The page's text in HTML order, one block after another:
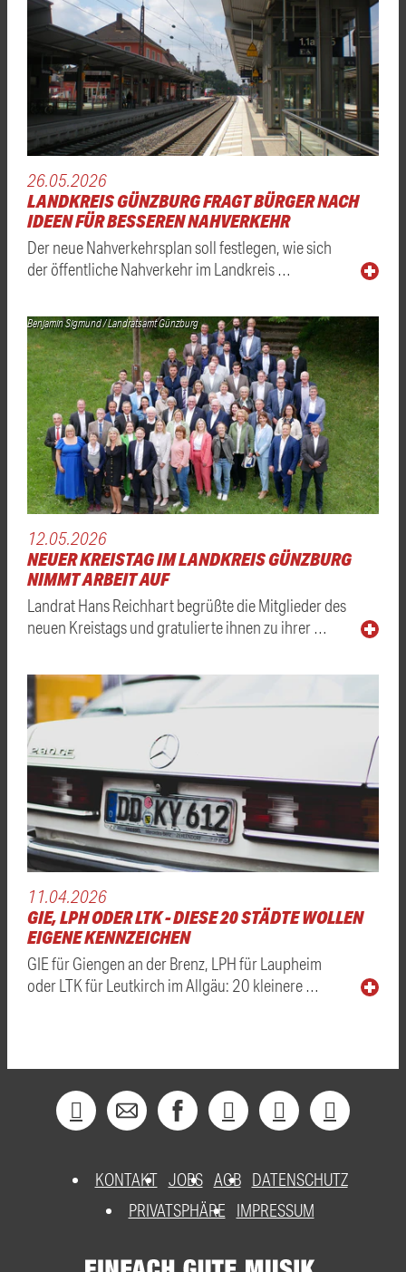
26.05.2026
LANDKREIS GÜNZBURG FRAGT BÜRGER NACH
IDEEN FÜR BESSEREN NAHVERKEHR
Der neue Nahverkehrsplan soll festlegen, wie sich
der öffentliche Nahverkehr im Landkreis …
Benjamin Sigmund / Landratsamt Günzburg
12.05.2026
NEUER KREISTAG IM LANDKREIS GÜNZBURG
NIMMT ARBEIT AUF
Landrat Hans Reichhart begrüßte die Mitglieder des
neuen Kreistags und gratulierte ihnen zu ihrer …
11.04.2026
GIE, LPH ODER LTK - DIESE 20 STÄDTE WOLLEN
EIGENE KENNZEICHEN
GIE für Giengen an der Brenz, LPH für Laupheim
oder LTK für Leutkirch im Allgäu: 20 kleinere …
KONTAKT JOBS AGB DATENSCHUTZ
PRIVATSPHÄRE
IMPRESSUM